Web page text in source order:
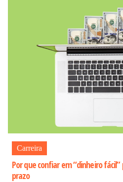
Carreira
Por que confiar em “dinheiro
prazo